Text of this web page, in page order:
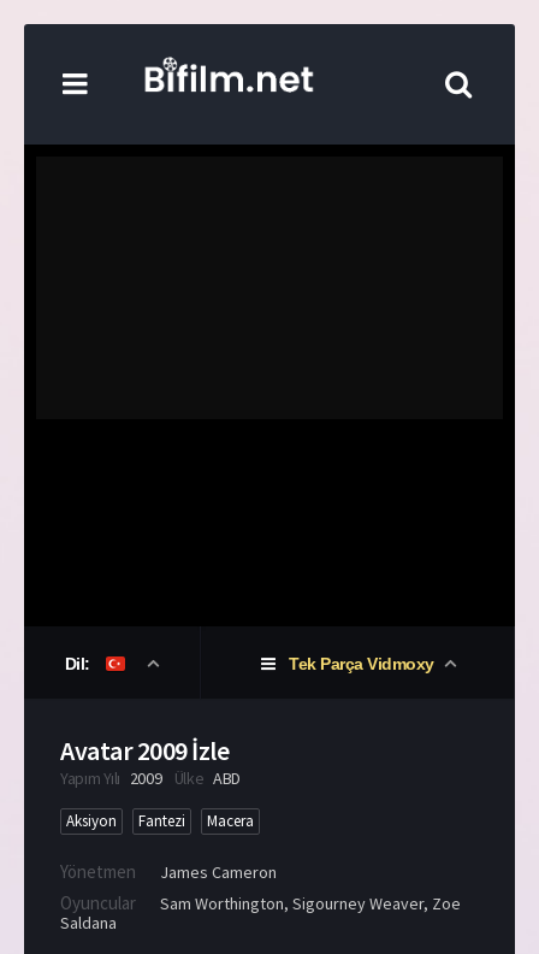
Dil: Tek Parça Vidmoxy
Avatar 2009 İzle
Yapım Yılı 2009 Ülke ABD
Aksiyon Fantezi Macera
Yönetmen James Cameron
Oyuncular Sam Worthington, Sigourney Weaver, Zoe
Saldana